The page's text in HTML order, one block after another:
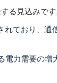
る見込みです
ており、通
力需要の増